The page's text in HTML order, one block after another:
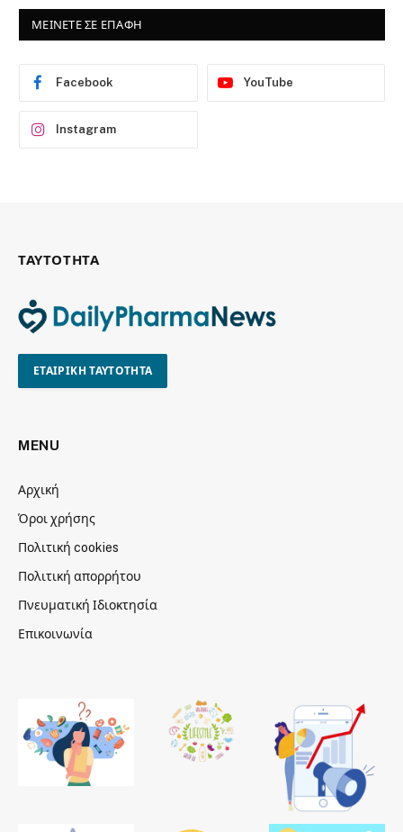
ΜΕΙΝΕΤΕ ΣΕ ΕΠΑΦΗ
Facebook YouTube
Instagram
ΤΑΥΤΟΤΗΤΑ
ΕΤΑΙΡΙΚΗ ΤΑΥΤΟΤΗΤΑ
MENU
Αρχική
Όροι χρήσης
Πολιτική cookies
Πολιτική απορρήτου
Πνευματική Ιδιοκτησία
Επικοινωνία